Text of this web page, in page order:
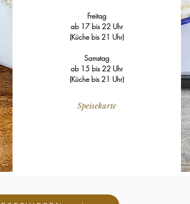
Freitag
ab 17 bis 22 Uhr
(Küche bis 21 Uhr)
Samstag
ab 15 bis 22 Uhr
(Küche bis 21 Uhr)
Speisekarte